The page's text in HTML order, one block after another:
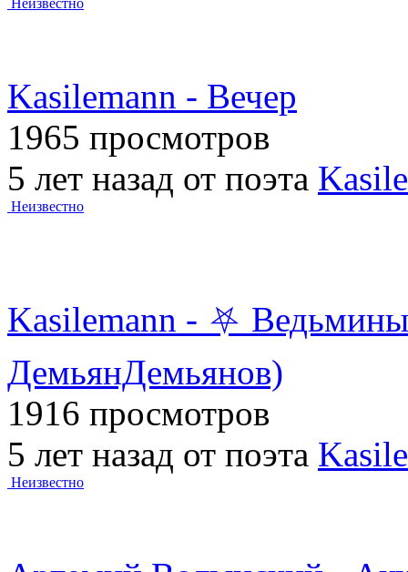
Kasilemann - Вечер
1965 просмотров
5 лет назад от поэта
Неизвестно
Kasilemann - ⛧
ДемьянДемьянов)
1916 просмотров
5 лет назад от поэта
Неизвестно